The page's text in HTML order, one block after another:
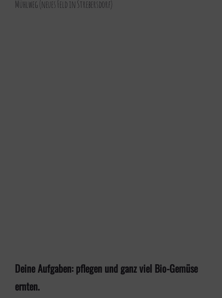
Mühlweg (neues Feld in Strebersdorf)
Deine Aufgaben: pflegen und ganz viel Bio-Gemüse
ernten.